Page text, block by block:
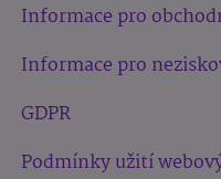
Informace pro
Informace pro
GDPR
Podmínky užití